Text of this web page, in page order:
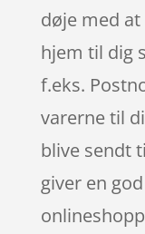
døje med
hjem til dig
f.eks.
varerne til
blive sendt
giver en